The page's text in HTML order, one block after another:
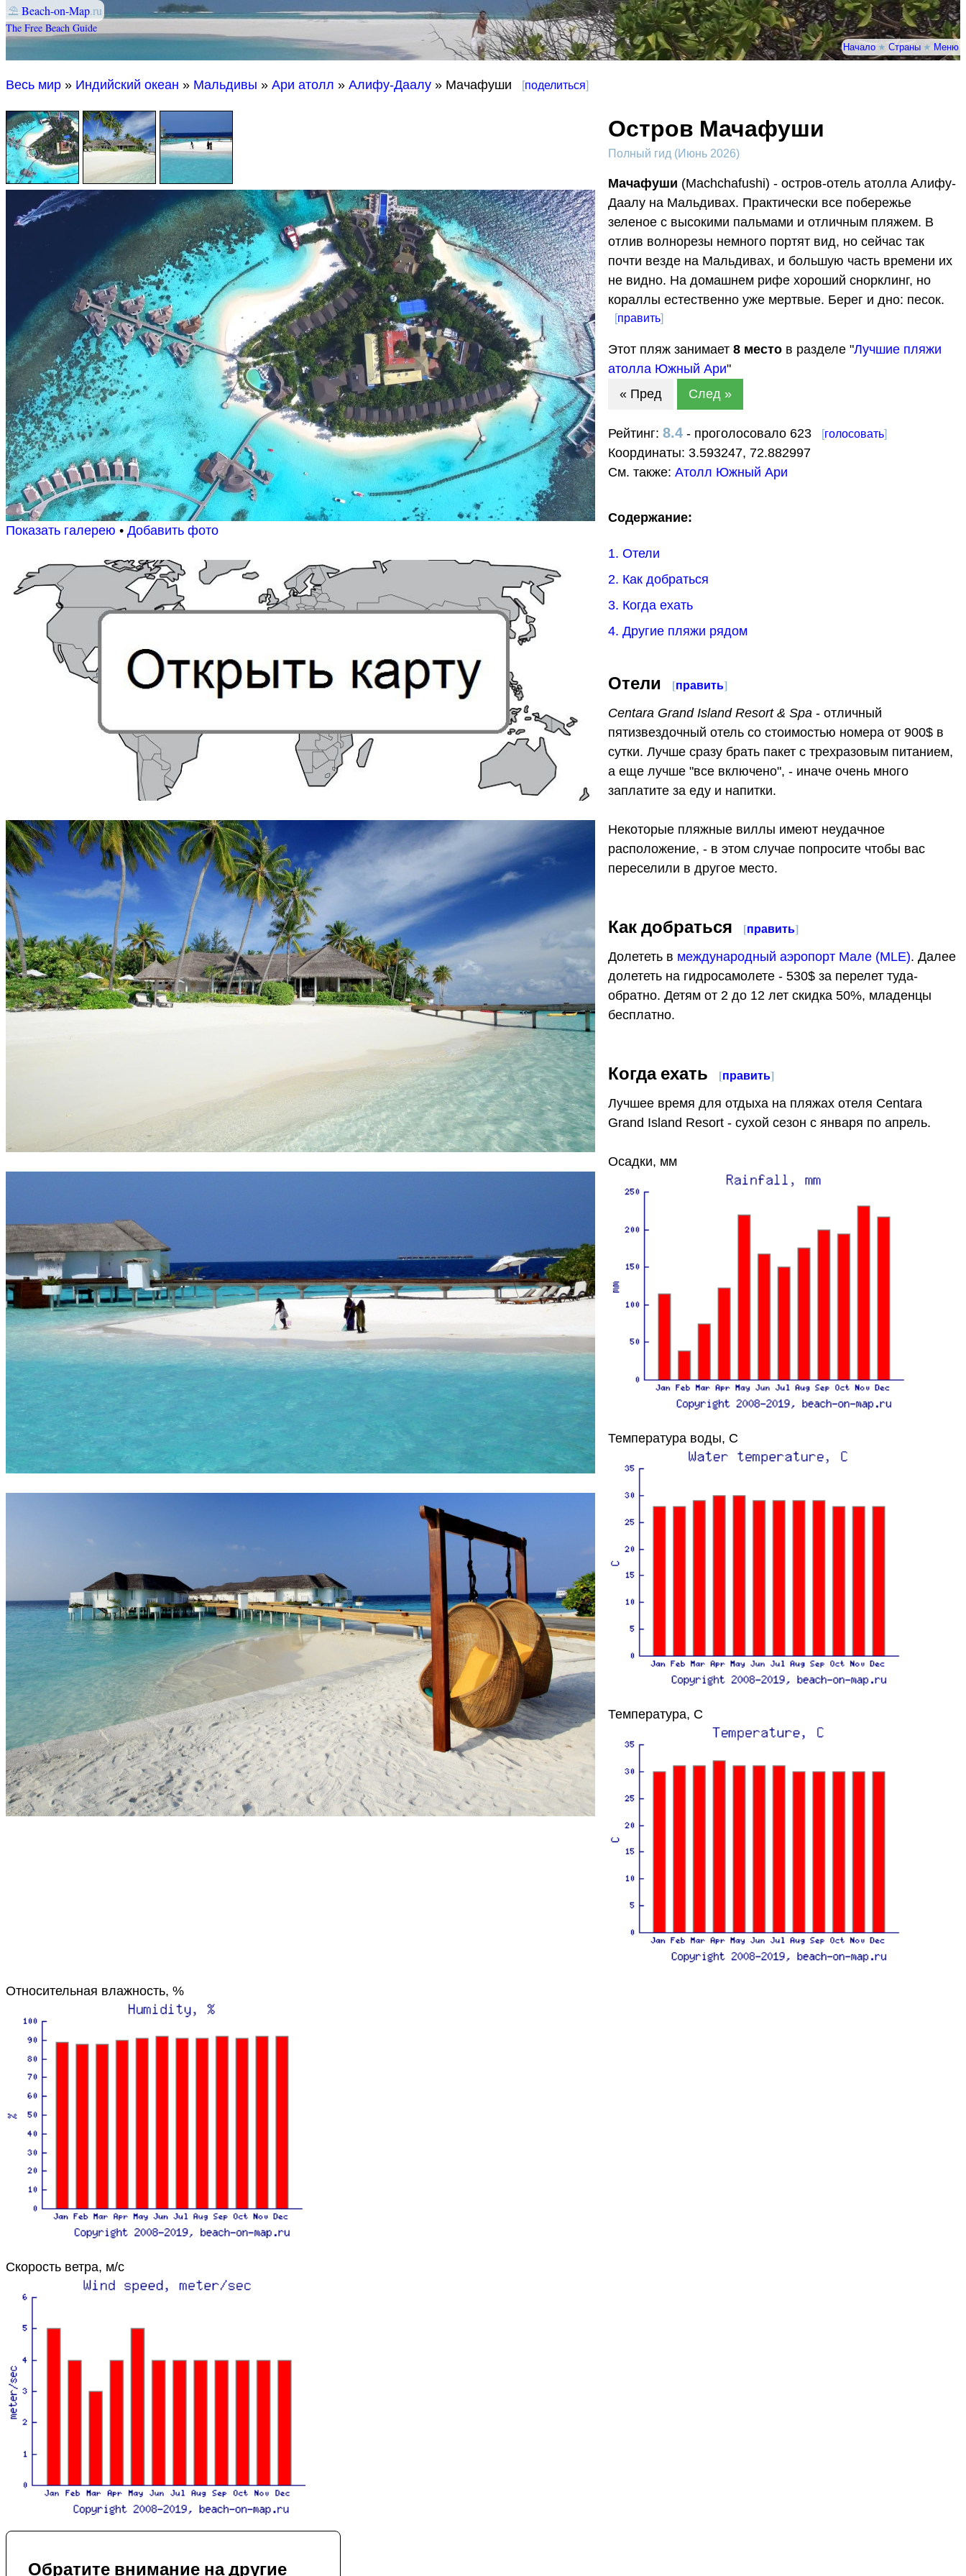
⛱ Beach-on-Map.ru
The Free Beach Guide
Начало★ Страны ★ Меню
Весь мир » Индийский океан » Мальдивы » Ари атолл » Алифу-Даалу » Мачафуши [поделиться]
Показать галерею • Добавить фото
Остров Мачафуши
Полный гид (Июнь 2026)
Мачафуши (Machchafushi) - остров-отель атолла Алифу-
Даалу на Мальдивах. Практически все побережье
зеленое с высокими пальмами и отличным пляжем. В
отлив волнорезы немного портят вид, но сейчас так
почти везде на Мальдивах, и большую часть времени их
не видно. На домашнем рифе хороший снорклинг, но
кораллы естественно уже мертвые. Берег и дно: песок.
[править]
Этот пляж занимает 8местов разделе "Лучшие пляжи
атолла Южный Ари"
« Пред
След »
Рейтинг: 8.4- проголосовало 623 [голосовать]
Координаты: 3.593247, 72.882997
См. также: Атолл Южный Ари
Содержание:
1. Отели
2. Как добраться
3. Когда ехать
4. Другие пляжи рядом
Отели [править]
Centara Grand Island Resort & Spa- отличный
пятизвездочный отель со стоимостью номера от 900$ в
сутки. Лучше сразу брать пакет с трехразовым питанием,
а еще лучше "все включено", - иначе очень много
заплатите за еду и напитки.
Некоторые пляжные виллы имеют неудачное
расположение, - в этом случае попросите чтобы вас
переселили в другое место.
Как добраться [править]
Долететь в международный аэропорт Мале (MLE). Далее
долететь на гидросамолете - 530$ за перелет туда-
обратно. Детям от 2 до 12 лет скидка 50%, младенцы
бесплатно.
Когда ехать [править]
Лучшее время для отдыха на пляжах отеля Centara
Grand Island Resort - сухой сезон с января по апрель.
Осадки, мм
Температура воды, C
Температура, C
Относительная влажность, %
Скорость ветра, м/с
Обратите внимание на другие